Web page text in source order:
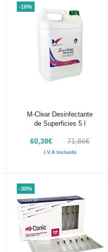
-16%
Añadir al carrito
M-Clear Desinfectante
de Superficies 5 l
60,38€ 71,86€
I.V.A Incluido
-30%